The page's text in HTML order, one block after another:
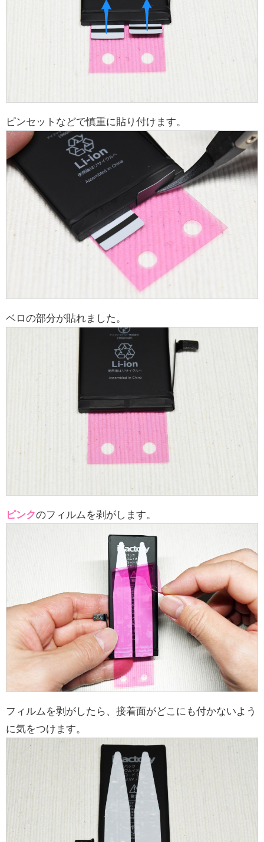
ピンセットなどで慎重に貼り付けます。
ベロの部分が貼れました。
ピンクのフィルムを剥がします。
フィルムを剥がしたら、接着面がどこにも付かないよう
に気をつけます。